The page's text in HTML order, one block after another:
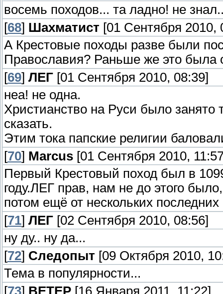
восемь походов... та ладно! не
[68] Шахматист [01 Сентября 2010,
А Крестовые походы разве были
Православия? Раньше же это была
[69] ЛЕГ [01 Сентября 2010, 08:39]
неа! не одна.
Христианство на Руси было занято
сказать.
Этим тока папские религии
[70] Marcus [01 Сентября 2010,
Первый Крестовый поход был в
году.ЛЕГ прав, нам не до этого
потом ещё от нескольких
[71] ЛЕГ [02 Сентября 2010, 08:56]
ну ду.. ну да...
[72] Следопыт [09 Октября 2010,
Тема в популярности...
[73] ВЕТЕР [16 Января 2011, 11:22]